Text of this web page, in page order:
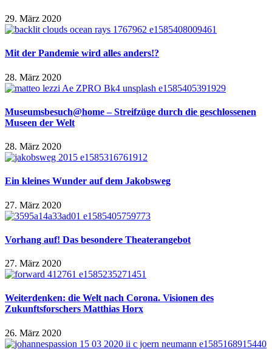
29. März 2020
Mit der Pandemie wird alles anders!?
28. März 2020
Museumsbesuch@home – Streifzüge durch die geschlossenen
Museen der Welt
28. März 2020
Ein kleines Wunder auf dem Jakobsweg
27. März 2020
Vorhang auf! Das besondere Theaterangebot
27. März 2020
Weiterdenken: die Welt nach Corona. Visionen des
Zukunftsforschers Matthias Horx
26. März 2020